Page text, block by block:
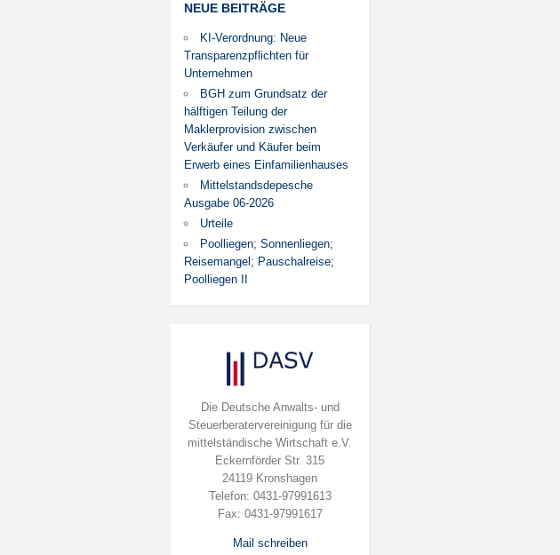
NEUE BEITRÄGE
KI-Verordnung: Neue
Transparenzpflichten für
Unternehmen
BGH zum Grundsatz der
hälftigen Teilung der
Maklerprovision zwischen
Verkäufer und Käufer beim
Erwerb eines Einfamilienhauses
Mittelstandsdepesche
Ausgabe 06-2026
Urteile
Poolliegen; Sonnenliegen;
Reisemangel; Pauschalreise;
Poolliegen II
Die Deutsche Anwalts- und
Steuerberatervereinigung für die
mittelständische Wirtschaft e.V.
Eckernförder Str. 315
24119 Kronshagen
Telefon: 0431-97991613
Fax: 0431-97991617
Mail schreiben